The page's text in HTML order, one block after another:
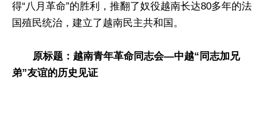
得“八月革命”的胜利，推翻了奴役越南长达80多年的法
国殖民统治，建立了越南民主共和国。
原标题：越南青年革命同志会—中越“同志加兄
弟”友谊的历史见证